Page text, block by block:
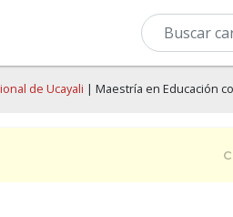
de Ucayali | Maestría en Educación